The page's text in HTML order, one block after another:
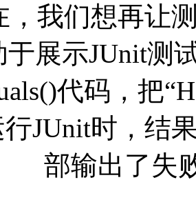
们想再让测
于展示JUnit测
代码，把
JUnit时，结
部输出了失